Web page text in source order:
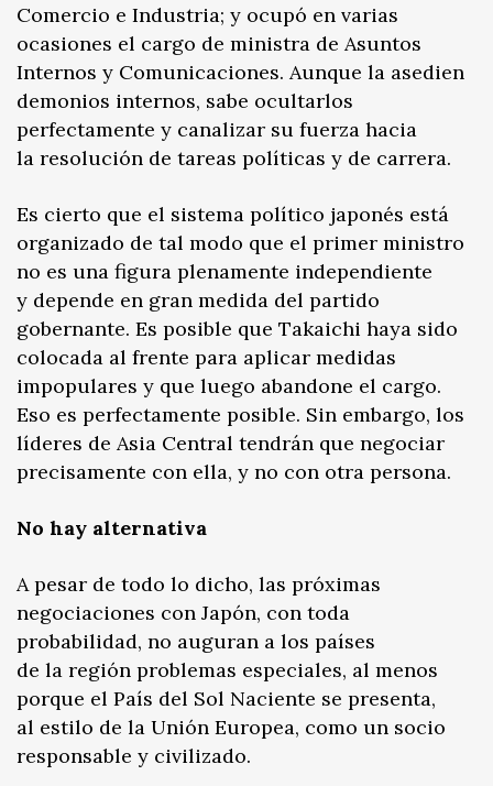
Comercio e Industria; y ocupó en varias
ocasiones el cargo de ministra de Asuntos
Internos y Comunicaciones. Aunque la asedien
demonios internos, sabe ocultarlos
perfectamente y canalizar su fuerza hacia
la resolución de tareas políticas y de carrera.
Es cierto que el sistema político japonés está
organizado de tal modo que el primer ministro
no es una figura plenamente independiente
y depende en gran medida del partido
gobernante. Es posible que Takaichi haya sido
colocada al frente para aplicar medidas
impopulares y que luego abandone el cargo.
Eso es perfectamente posible. Sin embargo, los
líderes de Asia Central tendrán que negociar
precisamente con ella, y no con otra persona.
No hay alternativa
A pesar de todo lo dicho, las próximas
negociaciones con Japón, con toda
probabilidad, no auguran a los países
de la región problemas especiales, al menos
porque el País del Sol Naciente se presenta,
al estilo de la Unión Europea, como un socio
responsable y civilizado.